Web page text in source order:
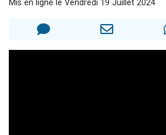
Mis en ligne le Vendredi 19 Juillet 2024